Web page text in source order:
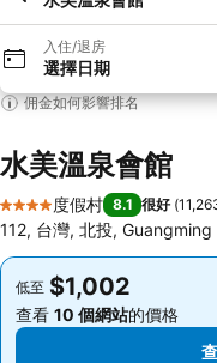
入住/退房
選擇日期
佣金如何影響排名
水美溫泉會館
4 星級
度假村 8.1 很好 (
112, 台灣, 北投,
低至 $1,002
查看 10 個網站的價格
低至 $1,002
查看 10 個網站的價格